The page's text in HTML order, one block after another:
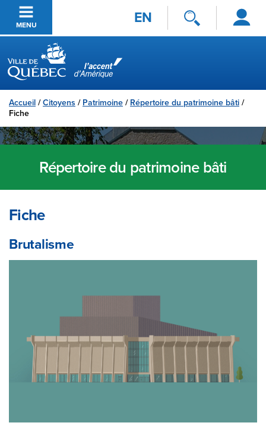
Passer au contenu principal
MENU EN
Se
connecter
Ville de Québec
Accueil /Citoyens / Patrimoine / Répertoire du patrimoine bâti /
Fiche
Répertoire du patrimoine bâti
Fiche
Brutalisme